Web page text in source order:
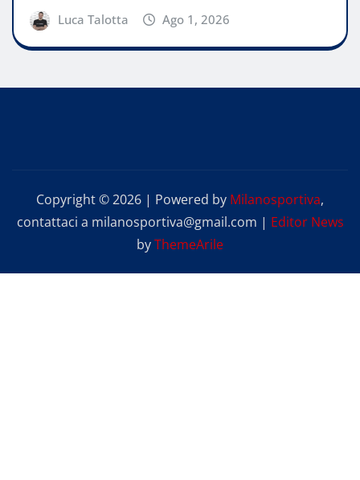
Luca Talotta Ago 1, 2026
Copyright © 2026 | Powered by Milanosportiva,
contattaci a milanosportiva@gmail.com | Editor News
byThemeArile